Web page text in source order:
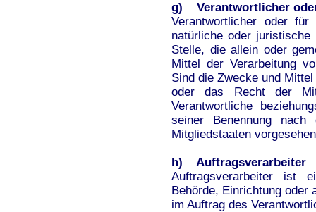
g) Verantwortlicher
Verantwortlicher oder
natürliche oder juristische
Stelle, die allein oder
Mittel der Verarbeitung
Sind die Zwecke und
oder das Recht der
Verantwortliche
seiner Benennung
Mitgliedstaaten
h) Auftragsverarbeiter
Auftragsverarbeiter ist
Behörde, Einrichtung oder
im Auftrag des